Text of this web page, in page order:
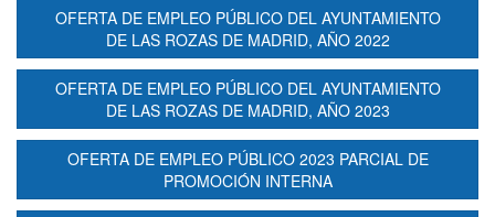
OFERTA DE EMPLEO PÚBLICO DEL AYUNTAMIENTO
DE LAS ROZAS DE MADRID, AÑO 2022
OFERTA DE EMPLEO PÚBLICO DEL AYUNTAMIENTO
DE LAS ROZAS DE MADRID, AÑO 2023
OFERTA DE EMPLEO PÚBLICO 2023 PARCIAL DE
PROMOCIÓN INTERNA